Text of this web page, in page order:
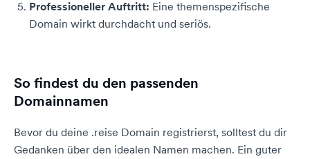
Professioneller Auftritt: Eine themenspezifische
Domain wirkt durchdacht und seriös.
So findest du den passenden
Domainnamen
Bevor du deine .reise Domain registrierst, solltest du dir
Gedanken über den idealen Namen machen. Ein guter